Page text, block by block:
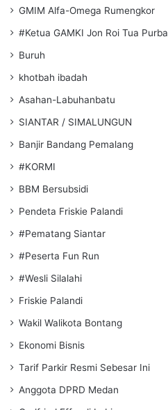
GMIM Alfa-Omega Rumengkor
#Ketua GAMKI Jon Roi Tua Purba
Buruh
khotbah ibadah
Asahan-Labuhanbatu
SIANTAR / SIMALUNGUN
Banjir Bandang Pemalang
#KORMI
BBM Bersubsidi
Pendeta Friskie Palandi
#Pematang Siantar
#Peserta Fun Run
#Wesli Silalahi
Friskie Palandi
Wakil Walikota Bontang
Ekonomi Bisnis
Tarif Parkir Resmi Sebesar Ini
Anggota DPRD Medan